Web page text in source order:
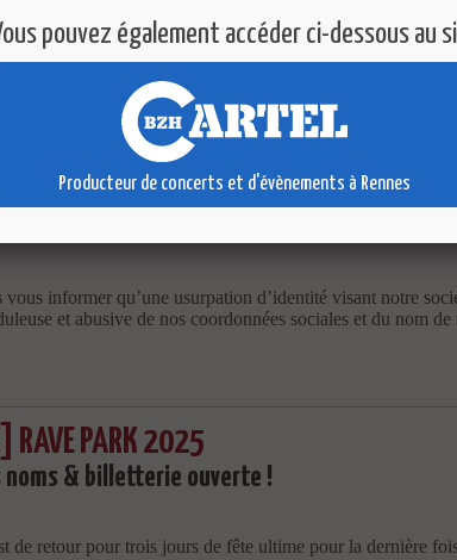
CARTEL CONCERTS]
: soyez vigilants !
vous informer qu’une usurpation d’identité visant notre
et abusive de nos coordonnées sociales et du nom de
RAVE PARK 2025
noms & billetterie ouverte !
de retour pour trois jours de fête ultime pour la dernière
pouvez également accéder ci-dessous au
Producteur de concerts et d'évènements à Rennes